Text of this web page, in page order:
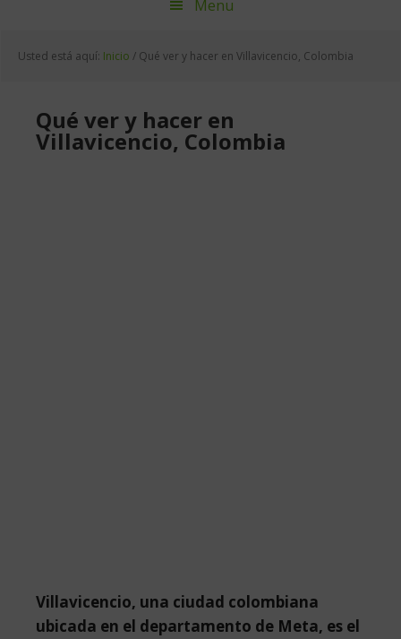
Menu
Usted está aquí: Inicio / Qué ver y hacer en Villavicencio, Colombia
Qué ver y hacer en
Villavicencio, Colombia
Villavicencio, una ciudad colombiana
ubicada en el departamento de Meta, es el